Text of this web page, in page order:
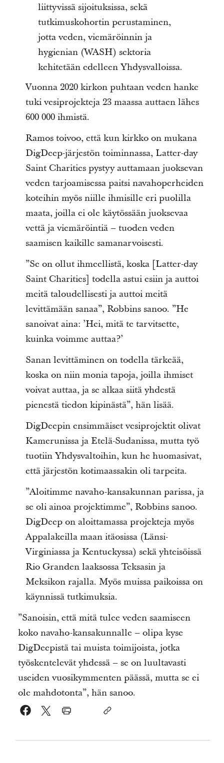
liittyvissä sijoituksissa, sekä
tutkimuskohortin perustaminen,
jotta veden, viemäröinnin ja
hygienian (WASH) sektoria
kehitetään edelleen Yhdysvalloissa.
Vuonna 2020 kirkon puhtaan veden hanke
tuki vesiprojekteja 23 maassa auttaen lähes
600 000 ihmistä.
Ramos toivoo, että kun kirkko on mukana
DigDeep-järjestön toiminnassa, Latter-day
Saint Charities pystyy auttamaan juoksevan
veden tarjoamisessa paitsi navahoperheiden
koteihin myös niille ihmisille eri puolilla
maata, joilla ei ole käytössään juoksevaa
vettä ja viemäröintiä – tuoden veden
saamisen kaikille samanarvoisesti.
”Se on ollut ihmeellistä, koska [Latter-day
Saint Charities] todella astui esiin ja auttoi
meitä taloudellisesti ja auttoi meitä
levittämään sanaa”, Robbins sanoo. ”He
sanoivat aina: ’Hei, mitä te tarvitsette,
kuinka voimme auttaa?’
Sanan levittäminen on todella tärkeää,
koska on niin monia tapoja, joilla ihmiset
voivat auttaa, ja se alkaa siitä yhdestä
pienestä tiedon kipinästä”, hän lisää.
DigDeepin ensimmäiset vesiprojektit olivat
Kamerunissa ja Etelä-Sudanissa, mutta työ
tuotiin Yhdysvaltoihin, kun he huomasivat,
että järjestön kotimaassakin oli tarpeita.
”Aloitimme navaho-kansakunnan parissa, ja
se oli ainoa projektimme”, Robbins sanoo.
DigDeep on aloittamassa projekteja myös
Appalakeilla maan itäosissa (Länsi-
Virginiassa ja Kentuckyssa) sekä yhteisöissä
Rio Granden laaksossa Teksasin ja
Meksikon rajalla. Myös muissa paikoissa on
käynnissä tutkimuksia.
”Sanoisin, että mitä tulee veden saamiseen
koko navaho-kansakunnalle – olipa kyse
DigDeepistä tai muista toimijoista, jotka
työskentelevät yhdessä – se on luultavasti
useiden vuosikymmenten päässä, mutta se ei
ole mahdotonta”, hän sanoo.